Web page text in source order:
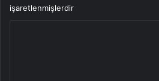
işaretlenmişlerdir